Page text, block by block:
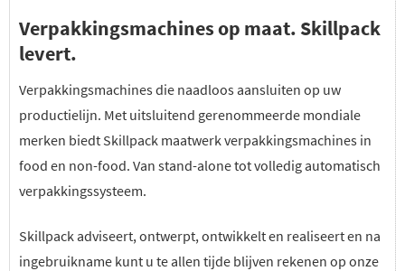
Verpakkingsmachines op maat. Skillpack
levert.
Verpakkingsmachines die naadloos aansluiten op uw
productielijn. Met uitsluitend gerenommeerde mondiale
merken biedt Skillpack maatwerk verpakkingsmachines in
food en non-food. Van stand-alone tot volledig automatisch
verpakkingssysteem.
Skillpack adviseert, ontwerpt, ontwikkelt en realiseert en na
ingebruikname kunt u te allen tijde blijven rekenen op onze